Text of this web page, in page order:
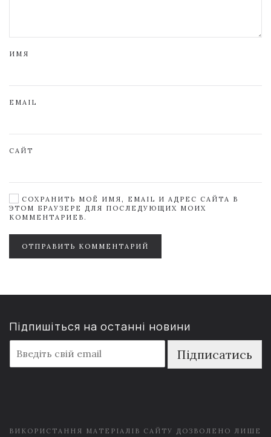
ИМЯ
EMAIL
САЙТ
СОХРАНИТЬ МОЁ ИМЯ, EMAIL И АДРЕС САЙТА В
ЭТОМ БРАУЗЕРЕ ДЛЯ ПОСЛЕДУЮЩИХ МОИХ
КОММЕНТАРИЕВ.
ОТПРАВИТЬ КОММЕНТАРИЙ
Підпишіться на останні новини
m
a
Підписатись
ВИКОРИСТАННЯ МАТЕРІАЛІВ САЙТУ ДОЗВОЛЕНО ЛИШЕ